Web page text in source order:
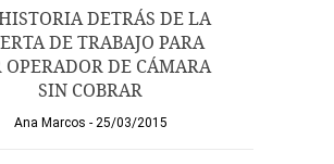
DETRÁS DE LA
DE TRABAJO PARA
OPERADOR DE CÁMARA
SIN COBRAR
Ana Marcos 25/03/2015